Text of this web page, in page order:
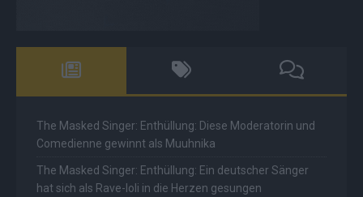
The Masked Singer: Enthüllung: Diese Moderatorin und
Comedienne gewinnt als Muuhnika
The Masked Singer: Enthüllung: Ein deutscher Sänger
hat sich als Rave-Ioli in die Herzen gesungen